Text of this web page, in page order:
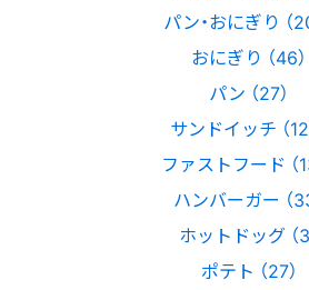
パン・おにぎり （
おにぎり （46）
パン （27）
サンドイッチ （
ファストフード （
ハンバーガー （
ホットドッグ （3
ポテト （27）